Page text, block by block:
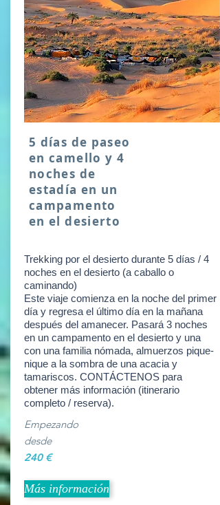
5 días de paseo
en camello y 4
noches de
estadía en un
campamento
en el desierto
Trekking por el desierto durante 5 días / 4
noches en el desierto (a caballo o
caminando)
Este viaje comienza en la noche del primer
día y regresa el último día en la mañana
después del amanecer. Pasará 3 noches
en un campamento en el desierto y una
con una familia nómada, almuerzos pique-
nique a la sombra de una acacia y
tamariscos. CONTÁCTENOS para
obtener más información (itinerario
completo / reserva).
Empezando
desde
240 €
Más información